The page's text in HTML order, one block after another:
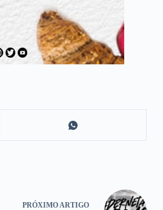
PRÓXIMO ARTIGO